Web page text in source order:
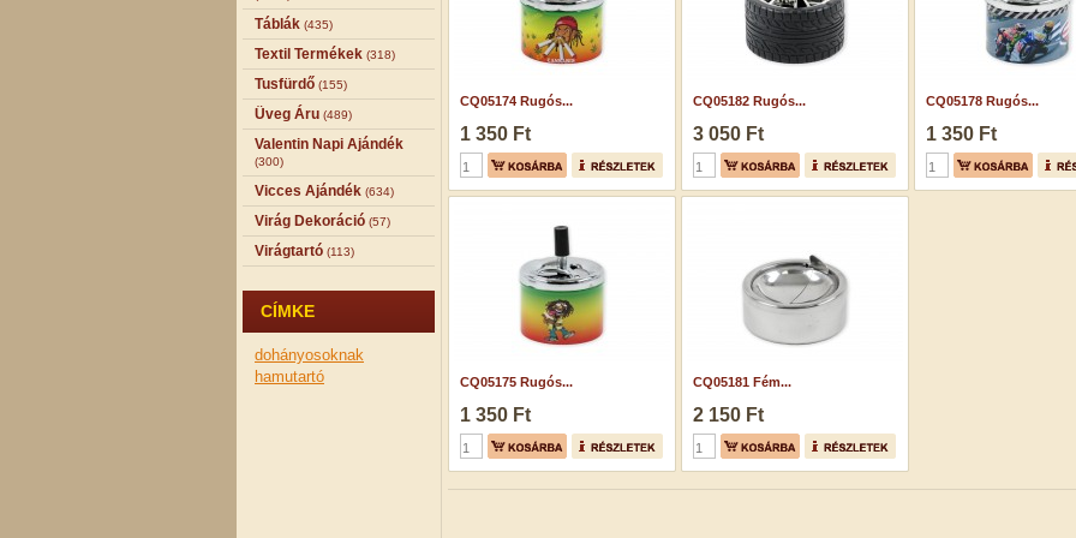
Táblák (435)
Textil Termékek (318)
Tusfürdő (155)
Üveg Áru (489)
Valentin Napi Ajándék
(300)
Vicces Ajándék (634)
Virág Dekoráció (57)
Virágtartó (113)
CÍMKE
dohányosoknak
hamutartó
CQ05174 Rugós...
1 350 Ft
CQ05182 Rugós...
3 050 Ft
CQ05178 Rugós...
1 350 Ft
CQ05175 Rugós...
1 350 Ft
CQ05181 Fém...
2 150 Ft